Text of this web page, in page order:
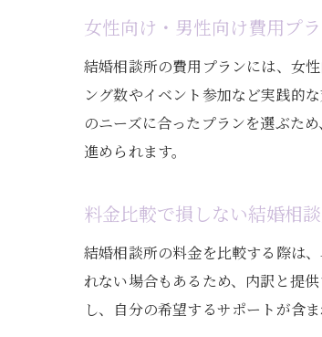
女性向け・男性向け費用プ
結婚相談所の費用プランには、女
ング数やイベント参加など実践的
のニーズに合ったプランを選ぶた
進められます。
料金比較で損しない結婚相
結婚相談所の料金を比較する際は
れない場合もあるため、内訳と提
し、自分の希望するサポートが含